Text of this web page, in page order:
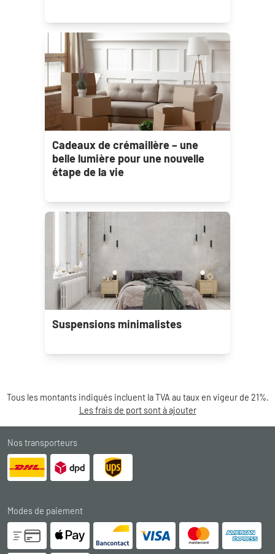
Cadeaux de crémaillère – une
belle lumière pour une nouvelle
étape de la vie
Suspensions minimalistes
Tous les montants indiqués incluent la TVA au taux en vigeur de 21%.
Les frais de port sont à ajouter
Nos transporteurs
Modes de paiement